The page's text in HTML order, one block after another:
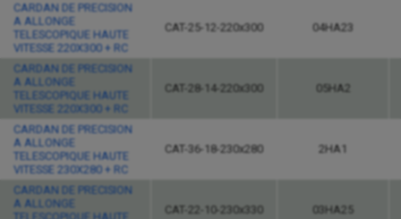
CARDAN DE PRECISION
A ALLONGE
TELESCOPIQUE HAUTE
VITESSE 220X300 + RC
CAT-25-12-220x300 04HA23
CARDAN DE PRECISION
A ALLONGE
TELESCOPIQUE HAUTE
VITESSE 220X300 + RC
CAT-28-14-220x300 05HA2
CARDAN DE PRECISION
A ALLONGE
TELESCOPIQUE HAUTE
VITESSE 230X280 + RC
CAT-36-18-230x280 2HA1
CARDAN DE PRECISION
A ALLONGE
CAT-22-10-230x330 03HA25